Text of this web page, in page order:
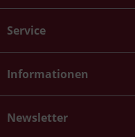
Service
Informationen
Newsletter